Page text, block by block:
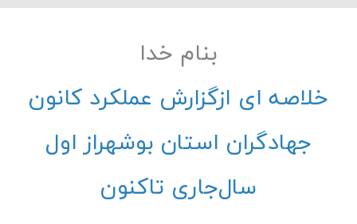
بنام خدا
ای ازگزارش عملکرد کانون
جهادگران استان بوشهراز اول
سال‌جاری تاکنون